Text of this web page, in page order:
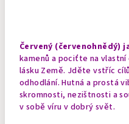
Červený (červenohnědý)
kamenů a pociťte na
lásku Země. Jděte vstříc
odhodlání. Hutná a prostá
skromnosti, nezištnosti a
v sobě víru v dobrý svět.